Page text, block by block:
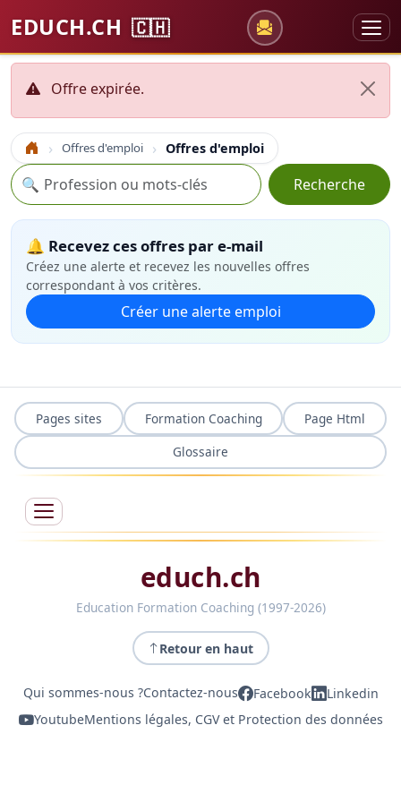
EDUCH.CH 🇨🇭
Offre expirée.
Accueil Offres d'emploi Offres d'emploi
Recherche
🔍 Recherche
🔔 Recevez ces offres par e-mail
Créez une alerte et recevez les nouvelles offres
correspondant à vos critères.
Créer une alerte emploi
Pages sites Formation Coaching
Page Html
Glossaire
educh.ch
Education Formation Coaching (1997-2026)
Retour en haut
Qui sommes-nous ?Contactez-nous Facebook
Linkedin
YoutubeMentions légales, CGV et Protection des données